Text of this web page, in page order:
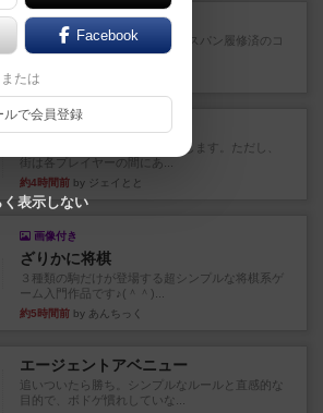
ワイアームスパン
初プレイの感想です。ウイングスパン履修済のコ
メントとなります。ウイング...
20分前
タイルを4×4で並べて街づくりします。ただし、
街は各プレイヤーの間にあ...
約4時間前 by ジェイとと
画像付き
ざりかに将棋
３種類の駒だけが登場する超シンプルな将棋系ゲ
ーム入門作品です♪(＾＾)...
約5時間前 by あんちっく
エージェントアベニュー
追いついたら勝ち。シンプルなルールと直感的な
目的で、ボドゲ慣れしていな...
Facebook
または
ルで会員登録
く表示しない